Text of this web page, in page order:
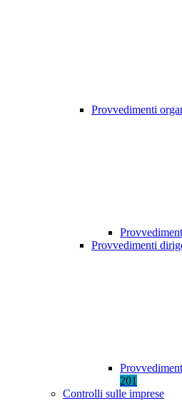
Provvedimenti
Provvedimenti
201
Controlli sulle imprese